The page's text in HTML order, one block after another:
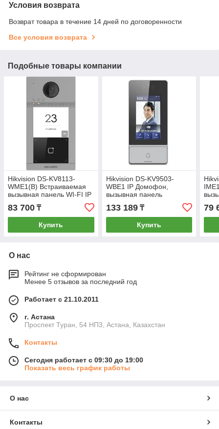
Условия возврата
Возврат товара в течение 14 дней по договоренности
Все условия возврата
Подобные товары компании
Hikvision DS-KV8113-
WME1(B) Встраиваемая
вызывная панель WI-FI IP
домофона
83 700 ₸
Купить
Hikvision DS-KV9503-
WBE1 IP Домофон,
вызывная панель
133 189₸
Купить
79
О нас
Рейтинг не сформирован
Менее 5 отзывов за последний год
Работает с 21.10.2011
г. Астана
Проспект Туран, 54 НП3, Астана, Казахстан
Контакты
Сегодня работает с 09:30 до 19:00
Показать весь график работы
О нас
Контакты